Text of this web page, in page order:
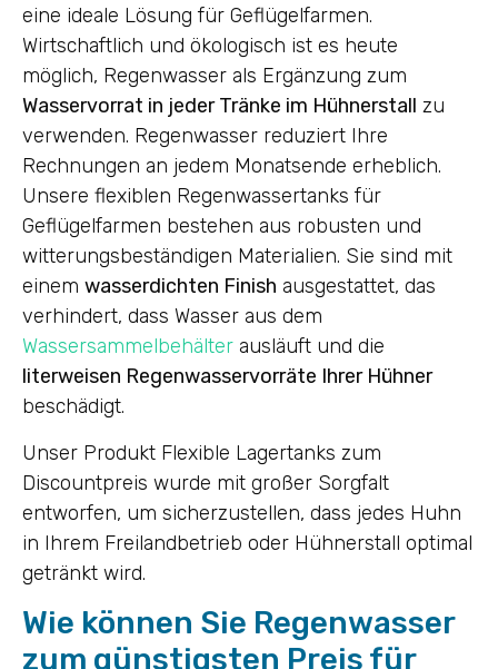
eine ideale Lösung für Geflügelfarmen.
Wirtschaftlich und ökologisch ist es heute
möglich, Regenwasser als Ergänzung zum
Wasservorrat in jeder Tränke im Hühnerstall zu
verwenden. Regenwasser reduziert Ihre
Rechnungen an jedem Monatsende erheblich.
Unsere flexiblen Regenwassertanks für
Geflügelfarmen bestehen aus robusten und
witterungsbeständigen Materialien. Sie sind mit
einem wasserdichten Finish ausgestattet, das
verhindert, dass Wasser aus dem
Wassersammelbehälter ausläuft und die
literweisen Regenwasservorräte Ihrer Hühner
beschädigt.
Unser Produkt Flexible Lagertanks zum
Discountpreis wurde mit großer Sorgfalt
entworfen, um sicherzustellen, dass jedes Huhn
in Ihrem Freilandbetrieb oder Hühnerstall optimal
getränkt wird.
Wie können Sie Regenwasser
zum günstigsten Preis für